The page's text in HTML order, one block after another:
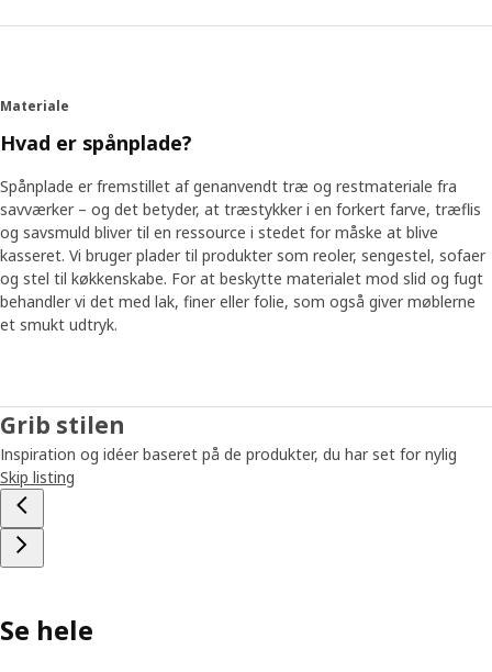
Materiale
Hvad er spånplade?
Spånplade er fremstillet af genanvendt træ og restmateriale fra
savværker – og det betyder, at træstykker i en forkert farve, træflis
og savsmuld bliver til en ressource i stedet for måske at blive
kasseret. Vi bruger plader til produkter som reoler, sengestel, sofaer
og stel til køkkenskabe. For at beskytte materialet mod slid og fugt
behandler vi det med lak, finer eller folie, som også giver møblerne
et smukt udtryk.
Grib stilen
Inspiration og idéer baseret på de produkter, du har set for nylig
Skip listing
Se hele